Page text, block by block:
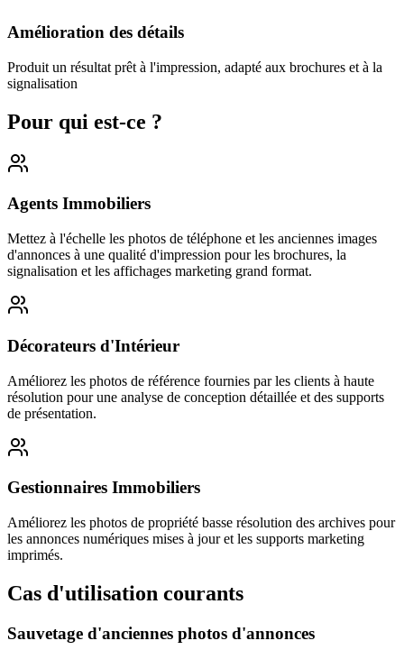
Amélioration des détails
Produit un résultat prêt à l'impression, adapté aux brochures et à la
signalisation
Pour qui est-ce ?
Agents Immobiliers
Mettez à l'échelle les photos de téléphone et les anciennes images
d'annonces à une qualité d'impression pour les brochures, la
signalisation et les affichages marketing grand format.
Décorateurs d'Intérieur
Améliorez les photos de référence fournies par les clients à haute
résolution pour une analyse de conception détaillée et des supports
de présentation.
Gestionnaires Immobiliers
Améliorez les photos de propriété basse résolution des archives pour
les annonces numériques mises à jour et les supports marketing
imprimés.
Cas d'utilisation courants
Sauvetage d'anciennes photos d'annonces